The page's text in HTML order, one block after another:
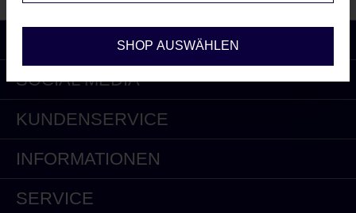
SOCIAL MEDIA
KUNDENSERVICE
INFORMATIONEN
SERVICE
SHOP AUSWÄHLEN
Konfigurieren